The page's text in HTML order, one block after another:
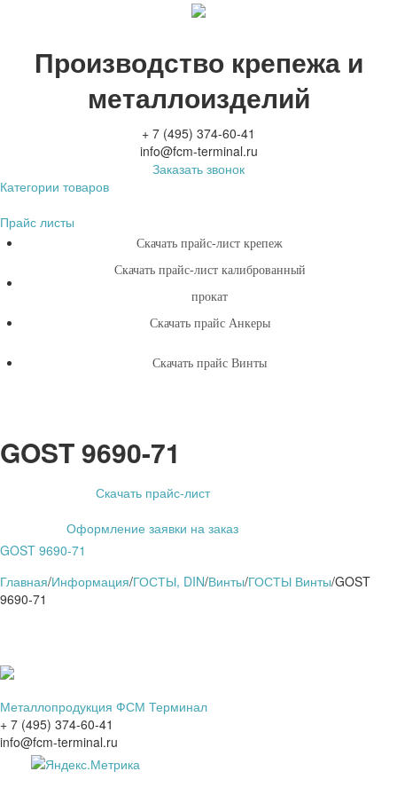
Производство крепежа и
металлоизделий
+ 7 (495) 374-60-41
info@fcm-terminal.ru
Заказать звонок
Категории товаров
Прайс листы
Скачать прайс-лист крепеж
Скачать прайс-лист калиброванный
прокат
Скачать прайс Анкеры
Скачать прайс Винты
GOST 9690-71
Скачать прайс-лист
Оформление заявки на заказ
GOST 9690-71
Главная/Информация/ГОСТЫ, DIN/Винты/ГОСТЫ Винты/GOST
9690-71
Металлопродукция ФСМ Терминал
+ 7 (495) 374-60-41
info@fcm-terminal.ru